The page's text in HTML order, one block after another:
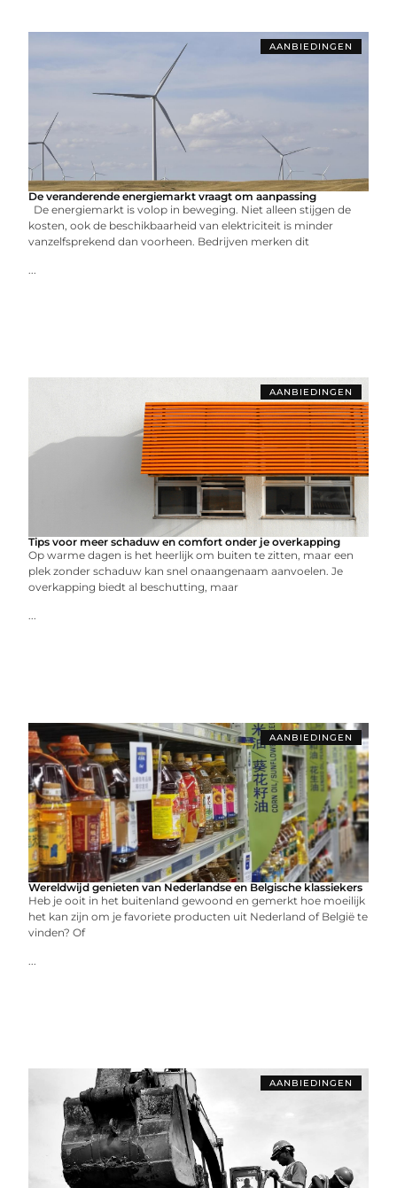
AANBIEDINGEN
De veranderende energiemarkt vraagt om aanpassing
De energiemarkt is volop in beweging. Niet alleen stijgen de
kosten, ook de beschikbaarheid van elektriciteit is minder
vanzelfsprekend dan voorheen. Bedrijven merken dit
...
AANBIEDINGEN
Tips voor meer schaduw en comfort onder je overkapping
Op warme dagen is het heerlijk om buiten te zitten, maar een
plek zonder schaduw kan snel onaangenaam aanvoelen. Je
overkapping biedt al beschutting, maar
...
AANBIEDINGEN
Wereldwijd genieten van Nederlandse en Belgische klassiekers
Heb je ooit in het buitenland gewoond en gemerkt hoe moeilijk
het kan zijn om je favoriete producten uit Nederland of België te
vinden? Of
...
AANBIEDINGEN